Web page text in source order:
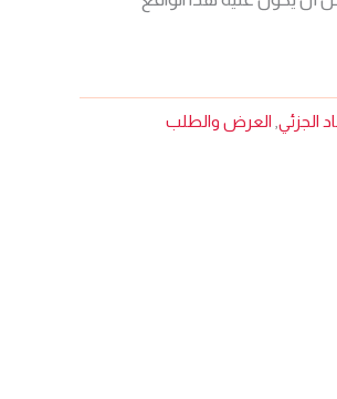
الجزئي العرض والطلب